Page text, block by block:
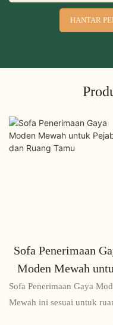
HANTAR
Sofa Penerimaan
Moden Mewah
Pejabat dan Ruang
Tamu
Sofa Penerimaan Gaya
Mewah ini sesuai untuk